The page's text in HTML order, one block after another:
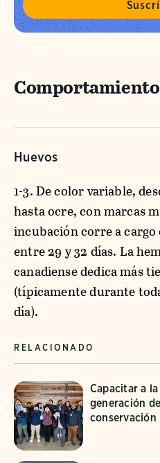
Comportamiento
Huevos
1-3. De color variable,
hasta ocre, con marcas
incubación corre a cargo
entre 29 y 32 días. La
canadiense dedica más
(típicamente durante
día).
RELACIONADO
Capacitar a
generación
conservación